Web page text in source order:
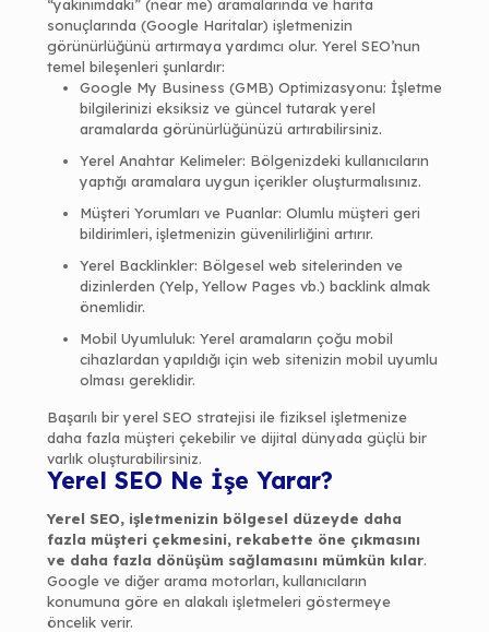
“yakınımdaki” (near me) aramalarında ve harita
sonuçlarında (Google Haritalar) işletmenizin
görünürlüğünü artırmaya yardımcı olur. Yerel SEO’nun
temel bileşenleri şunlardır:
Google My Business (GMB) Optimizasyonu: İşletme
bilgilerinizi eksiksiz ve güncel tutarak yerel
aramalarda görünürlüğünüzü artırabilirsiniz.
Yerel Anahtar Kelimeler: Bölgenizdeki kullanıcıların
yaptığı aramalara uygun içerikler oluşturmalısınız.
Müşteri Yorumları ve Puanlar: Olumlu müşteri geri
bildirimleri, işletmenizin güvenilirliğini artırır.
Yerel Backlinkler: Bölgesel web sitelerinden ve
dizinlerden (Yelp, Yellow Pages vb.) backlink almak
önemlidir.
Mobil Uyumluluk: Yerel aramaların çoğu mobil
cihazlardan yapıldığı için web sitenizin mobil uyumlu
olması gereklidir.
Başarılı bir yerel SEO stratejisi ile fiziksel işletmenize
daha fazla müşteri çekebilir ve dijital dünyada güçlü bir
varlık oluşturabilirsiniz.
Yerel SEO Ne İşe Yarar?
Yerel SEO, işletmenizin bölgesel düzeyde daha
fazla müşteri çekmesini, rekabette öne çıkmasını
ve daha fazla dönüşüm sağlamasını mümkün kılar.
Google ve diğer arama motorları, kullanıcıların
konumuna göre en alakalı işletmeleri göstermeye
öncelik verir.